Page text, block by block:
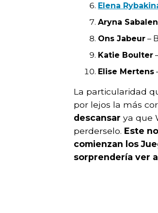
Elena
Aryna
Ons Jabeur –
Katie Boulter
Elise Mertens
La particularidad
por lejos la más
descansar ya que
perderselo. Este
comienzan los
sorprendería ver